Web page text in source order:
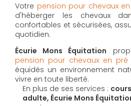
Votre pension pour chevaux
d'héberger les chevaux
confortables et sécurisées,
quotidien.
Écurie Mons Équitation
pension pour chevaux en
équidés un environnement
vivre en toute liberté.
En plus de ses services :
adulte, Écurie Mons